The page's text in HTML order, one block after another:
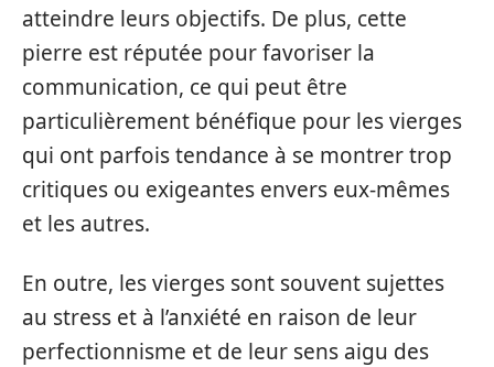
atteindre leurs objectifs. De plus, cette
pierre est réputée pour favoriser la
communication, ce qui peut être
particulièrement bénéfique pour les vierges
qui ont parfois tendance à se montrer trop
critiques ou exigeantes envers eux-mêmes
et les autres.
En outre, les vierges sont souvent sujettes
au stress et à l’anxiété en raison de leur
perfectionnisme et de leur sens aigu des